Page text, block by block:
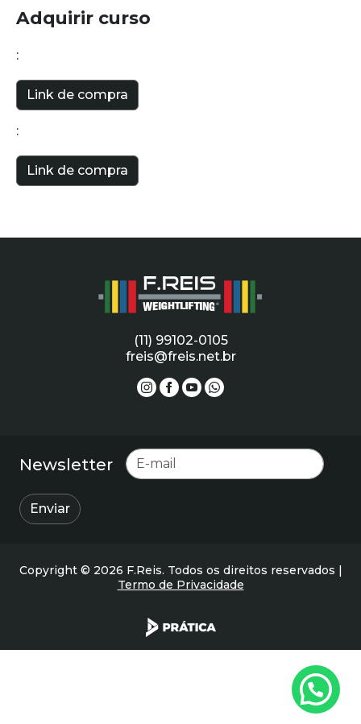
Adquirir curso
:
Link de compra
:
Link de compra
(11) 99102-0105
freis@freis.net.br
Newsletter E-mail
Enviar
Copyright © 2026 F.Reis. Todos os direitos reservados |
Termo de Privacidade